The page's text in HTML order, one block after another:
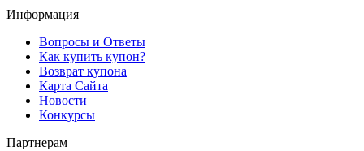
Информация
Вопросы и Ответы
Как купить купон?
Возврат купона
Карта Сайта
Новости
Конкурсы
Партнерам